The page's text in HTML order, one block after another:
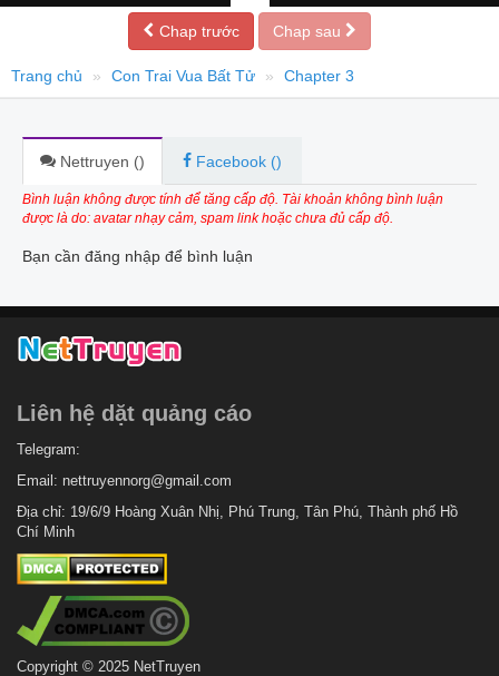
Chap trước Chap sau
Trang chủ Con Trai Vua Bất Tử Chapter 3
Nettruyen () Facebook ()
Bình luận không được tính để tăng cấp độ. Tài khoản không bình luận
được là do: avatar nhạy cảm, spam link hoặc chưa đủ cấp độ.
Bạn cần đăng nhập để bình luận
Liên hệ dặt quảng cáo
Telegram:
Email: nettruyennorg@gmail.com
Địa chỉ: 19/6/9 Hoàng Xuân Nhị, Phú Trung, Tân Phú, Thành phố Hồ
Chí Minh
Copyright © 2025 NetTruyen